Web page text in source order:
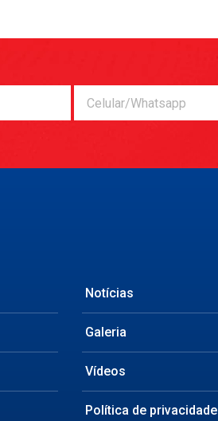
Notícias
Galeria
Vídeos
Política de privacidade